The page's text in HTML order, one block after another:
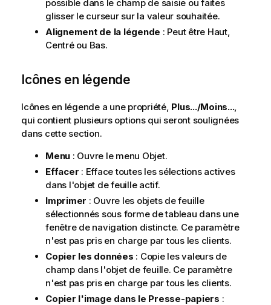
possible dans le champ de saisie ou faites
glisser le curseur sur la valeur souhaitée.
Alignement de la légende : Peut être Haut,
Centré ou Bas.
Icônes en légende
Icônes en légende a une propriété, Plus.../Moins...,
qui contient plusieurs options qui seront soulignées
dans cette section.
Menu : Ouvre le menu Objet.
Effacer : Efface toutes les sélections actives
dans l'objet de feuille actif.
Imprimer : Ouvre les objets de feuille
sélectionnés sous forme de tableau dans une
fenêtre de navigation distincte. Ce paramètre
n'est pas pris en charge par tous les clients.
Copier les données : Copie les valeurs de
champ dans l'objet de feuille. Ce paramètre
n'est pas pris en charge par tous les clients.
Copier l'image dans le Presse-papiers :